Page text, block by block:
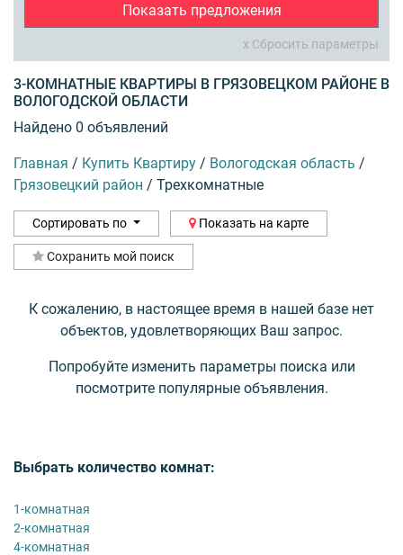
Показать предложения
x Сбросить параметры
3-КОМНАТНЫЕ КВАРТИРЫ В ГРЯЗОВЕЦКОМ РАЙОНЕ В
ВОЛОГОДСКОЙ ОБЛАСТИ
Найдено 0 объявлений
Главная / Купить Квартиру / Вологодская область /
Грязовецкий район / Трехкомнатные
Сортировать по Показать на карте
Сохранить мой поиск
К сожалению, в настоящее время в нашей базе нет
объектов, удовлетворяющих Ваш запрос.
Попробуйте изменить параметры поиска или
посмотрите популярные объявления.
Выбрать количество комнат:
1-комнатная
2-комнатная
4-комнатная